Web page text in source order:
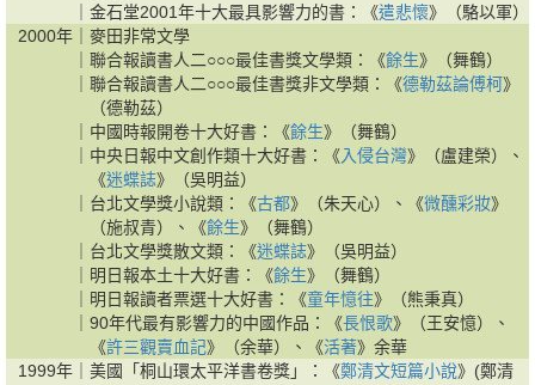
金石堂2001年十大最具影響力的書：《遣悲懷》（駱以軍）
2000年｜ 麥田非常文學
聯合報讀書人二○○○最佳書獎文學類：《餘生》（舞鶴）
聯合報讀書人二○○○最佳書獎非文學類：《德勒茲論傅柯》
（德勒茲）
中國時報開卷十大好書：《餘生》（舞鶴）
中央日報中文創作類十大好書：《入侵台灣》（盧建榮）、
《迷蝶誌》（吳明益）
台北文學獎小說類：《古都》（朱天心）、《微醺彩妝》
（施叔青）、《餘生》（舞鶴）
台北文學獎散文類：《迷蝶誌》（吳明益）
明日報本土十大好書：《餘生》（舞鶴）
明日報讀者票選十大好書：《童年憶往》（熊秉真）
90年代最有影響力的中國作品：《長恨歌》（王安憶）、
《許三觀賣血記》（余華）、《活著》余華
1999年｜ 美國「桐山環太平洋書卷獎」：《鄭清文短篇小說》(鄭清